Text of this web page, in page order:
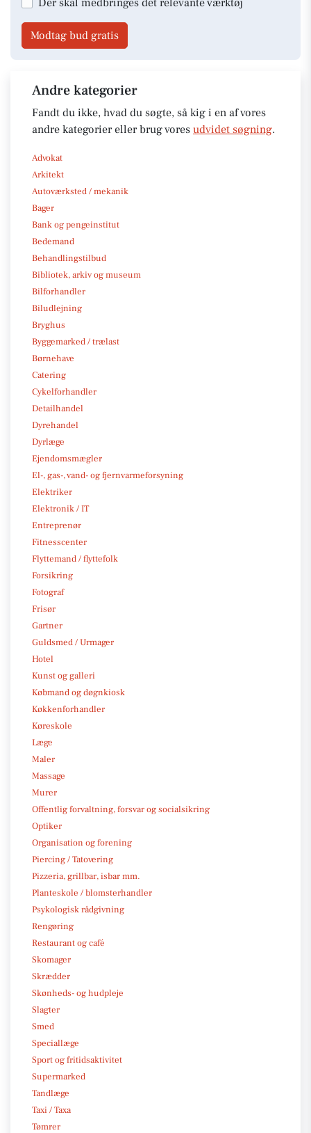
Modtag bud gratis
Andre kategorier
Fandt du ikke, hvad du søgte, så kig i en af vores
andre kategorier eller brug vores udvidet søgning.
Advokat
Arkitekt
Autoværksted / mekanik
Bager
Bank og pengeinstitut
Bedemand
Behandlingstilbud
Bibliotek, arkiv og museum
Bilforhandler
Biludlejning
Bryghus
Byggemarked / trælast
Børnehave
Catering
Cykelforhandler
Detailhandel
Dyrehandel
Dyrlæge
Ejendomsmægler
El-, gas-, vand- og fjernvarmeforsyning
Elektriker
Elektronik / IT
Entreprenør
Fitnesscenter
Flyttemand / flyttefolk
Forsikring
Fotograf
Frisør
Gartner
Guldsmed / Urmager
Hotel
Kunst og galleri
Købmand og døgnkiosk
Køkkenforhandler
Køreskole
Læge
Maler
Massage
Murer
Offentlig forvaltning, forsvar og socialsikring
Optiker
Organisation og forening
Piercing / Tatovering
Pizzeria, grillbar, isbar mm.
Planteskole / blomsterhandler
Psykologisk rådgivning
Rengøring
Restaurant og café
Skomager
Skrædder
Skønheds- og hudpleje
Slagter
Smed
Speciallæge
Sport og fritidsaktivitet
Supermarked
Tandlæge
Taxi / Taxa
Tømrer